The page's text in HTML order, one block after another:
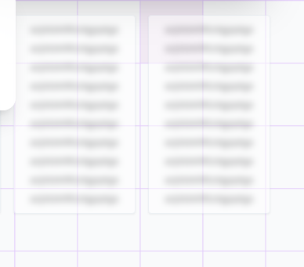
azjldzklllllzdgjqdgs
azjldzklllllzdgjqdgs